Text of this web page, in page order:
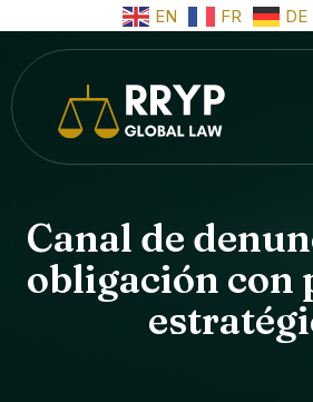
EN FR DE
Canal de
obligación con